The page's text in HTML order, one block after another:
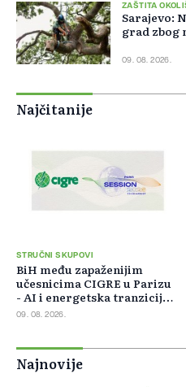
ZAŠTITA
Sarajevo:
grad zbog
09. 08. 2026.
Najčitanije
STRUČNI SKUPOVI
BiH među zapaženijim
učesnicima CIGRE u Parizu
- AI i energetska tranzicija
u fokusu
09. 08. 2026.
Najnovije